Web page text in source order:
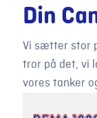
Din
Vi sætter stor
tror på det, vi
vores tanker